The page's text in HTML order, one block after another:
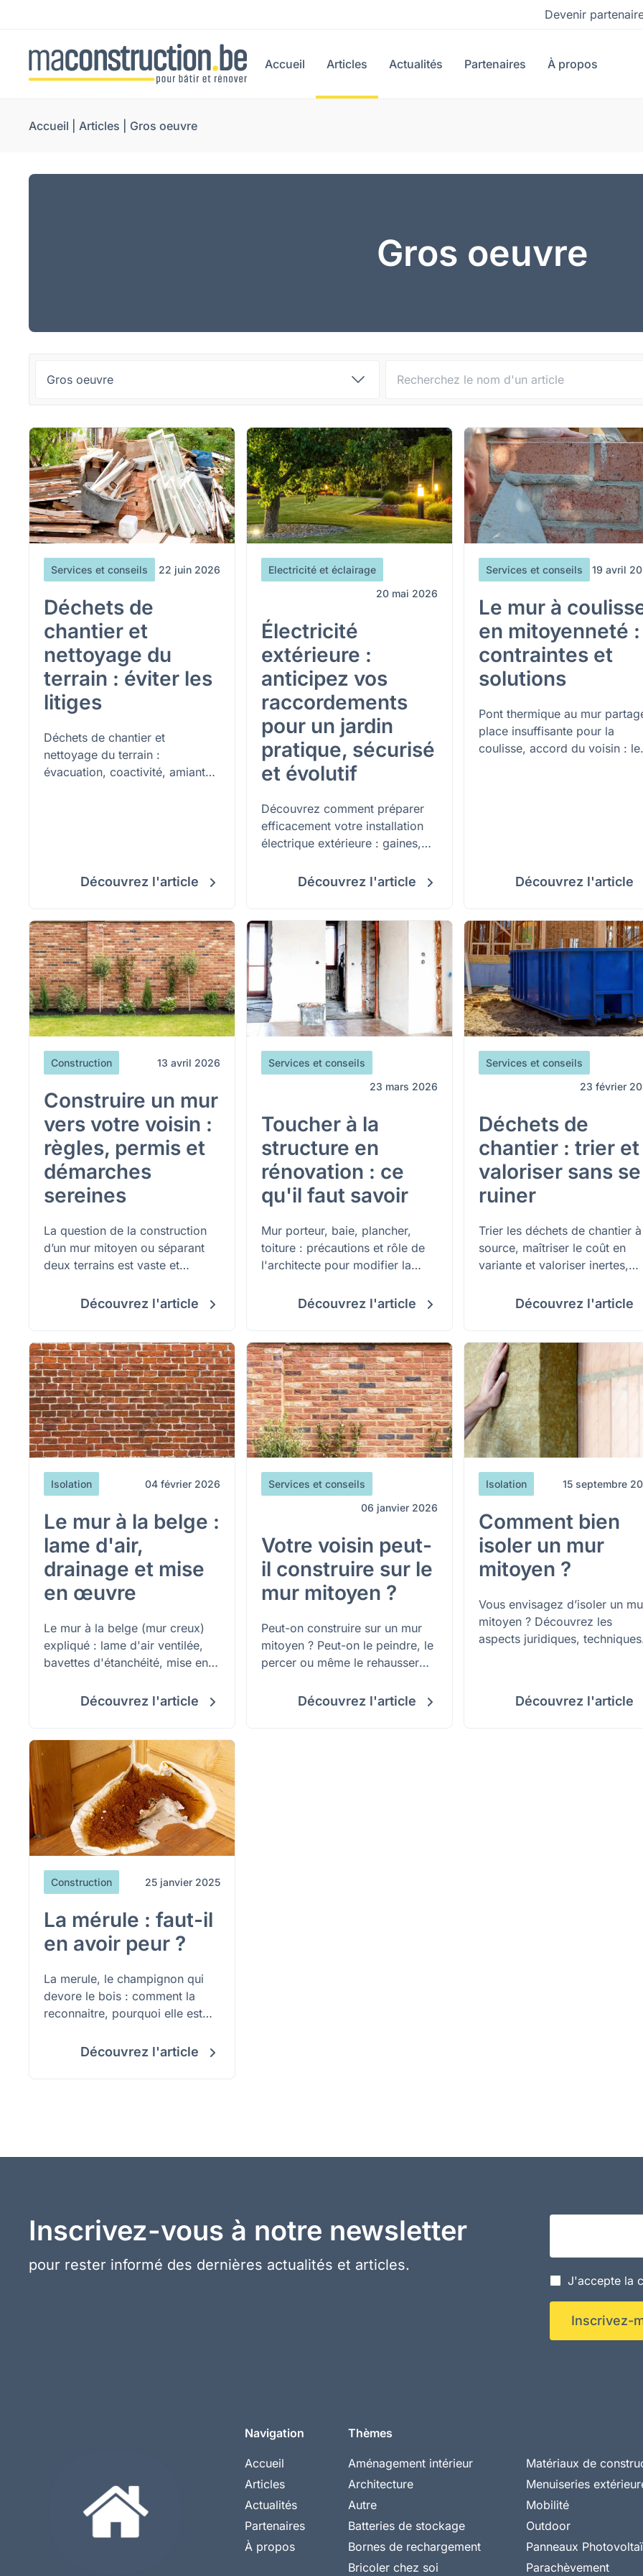
Devenir
Accueil Articles Actualités Partenaires À propos
Accueil |Articles Gros oeuvre
Gros oeuvre
Services et conseils 22 juin 2026
Déchets de
chantier et
nettoyage du
terrain : éviter les
litiges
Déchets de chantier et
nettoyage du terrain :
évacuation, coactivité, amiante,
Découvrez l'article
Electricité et éclairage
20 mai 2026
Électricité
extérieure :
anticipez vos
raccordements
pour un jardin
pratique, sécurisé
et évolutif
Découvrez comment préparer
efficacement votre installation
électrique extérieure : gaines,
sécurité et équipements adaptés
Découvrez l'article
Services et conseils 19 avril
Le mur à
en mitoyenneté :
contraintes et
solutions
Pont thermique au mur
place insuffisante pour la
coulisse, accord du voisin :
Découvrez l'article
Construction 13 avril 2026
Construire un mur
vers votre voisin :
règles, permis et
démarches
sereines
La question de la construction
d’un mur mitoyen ou séparant
deux terrains est vaste et
beaucoup d’encre.
Découvrez l'article
Services et conseils
23 mars 2026
Toucher à la
structure en
rénovation : ce
qu'il faut savoir
Mur porteur, baie, plancher,
toiture : précautions et rôle de
l'architecte pour modifier la
rénovation.Découvrez l'article
Services et conseils
23 février
Déchets de
chantier : trier et
valoriser sans se
ruiner
Trier les déchets de chantier
source, maîtriser le coût en
variante et valoriser inertes,
réflexes, dans un cadre qui se
Découvrez l'article
Isolation 04 février 2026
Le mur à la belge :
lame d'air,
drainage et mise
en œuvre
Le mur à la belge (mur creux)
expliqué : lame d'air ventilée,
bavettes d'étanchéité, mise en
coulisse 0 cm.
Découvrez l'article
Services et conseils
06 janvier 2026
Votre voisin peut-
il construire sur le
mur mitoyen ?
Peut-on construire sur un mur
mitoyen ? Peut-on le peindre, le
percer ou même le rehausser
Réponse dans cet article !
Découvrez l'article
Isolation 15 septembre
Comment bien
isoler un mur
mitoyen ?
Vous envisagez d’isoler un
mitoyen ? Découvrez les
aspects juridiques, techniques
l’efficacité de votre isolation.
Découvrez l'article
Construction 25 janvier 2025
La mérule : faut-il
en avoir peur ?
La merule, le champignon qui
devore le bois : comment la
reconnaitre, pourquoi elle est
et surtout l'eviter.
Découvrez l'article
Inscrivez-vous à notre newsletter
pour rester informé des dernières actualités et articles.
J'accepte la
Inscrivez-
Navigation
Accueil
Articles
Actualités
Partenaires
À propos
Thèmes
Aménagement intérieur
Architecture
Autre
Batteries de stockage
Bornes de rechargement
Bricoler chez soi
Matériaux de
Menuiseries
Mobilité
Outdoor
Panneaux
Parachèvement